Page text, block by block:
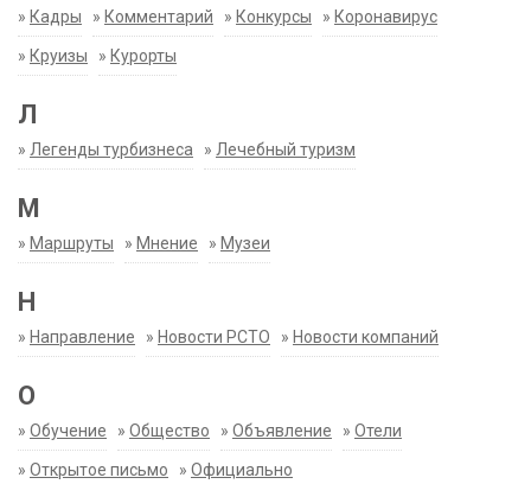
» Кадры » Комментарий » Конкурсы » Коронавирус
» Круизы » Курорты
Л
» Легенды турбизнеса » Лечебный туризм
М
» Маршруты » Мнение » Музеи
Н
» Направление » Новости РСТО » Новости компаний
О
» Обучение » Общество » Объявление » Отели
» Открытое письмо » Официально